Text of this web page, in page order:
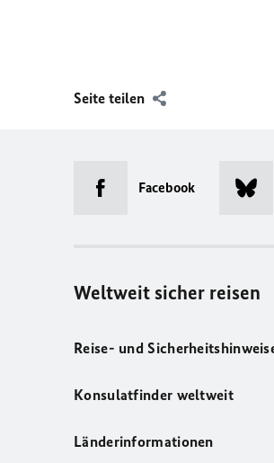
Seite teilen
Facebook
Weltweit sicher reisen
Reise- und
Konsulatfinder weltweit
Länderinformationen